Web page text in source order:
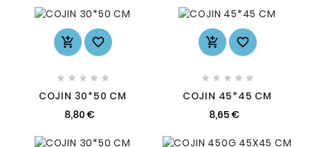
 
    
COJIN 30*50 CM
8,80 €
 
    
COJIN 45*45 CM
8,65 €